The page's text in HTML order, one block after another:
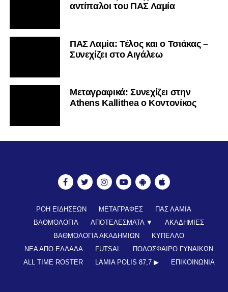
αντίπαλοι του ΠΑΣ Λαμία
ΠΑΣ Λαμία: Τέλος και ο Τσιάκας –
Συνεχίζει στο Αιγάλεω
Mεταγραφικά: Συνεχίζει στην
Athens Kallithea ο Κοντονίκος
ΡΟΗ ΕΙΔΗΣΕΩΝ ΜΕΤΑΓΡΑΦΕΣ
ΠΑΣ ΛΑΜΙΑ
ΒΑΘΜΟΛΟΓΙΑ
ΑΠΟΤΕΛΕΣΜΑΤΑ ▼
ΑΚΑΔΗΜΙΕΣ
ΒΑΘΜΟΛΟΓΙΑ ΑΚΑΔΗΜΙΩΝ
ΚΥΠΕΛΛΟ
ΝΕΑ ΑΠΟ ΕΛΛΑΔΑ
FUTSAL
ΠΟΔΟΣΦΑΙΡΟ ΓΥΝΑΙΚΩΝ
ALL TIME ROSTER
LAMIA POLIS 87,7 ▶︎ ΕΠΙΚΟΙΝΩΝΊΑ